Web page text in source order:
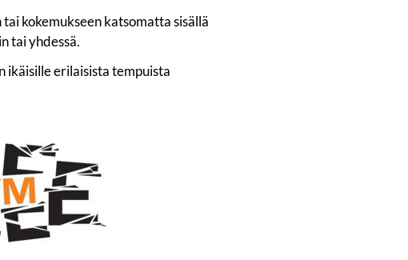
kokemukseen katsomatta sisällä
tai yhdessä.
ikäisille erilaisista tempuista